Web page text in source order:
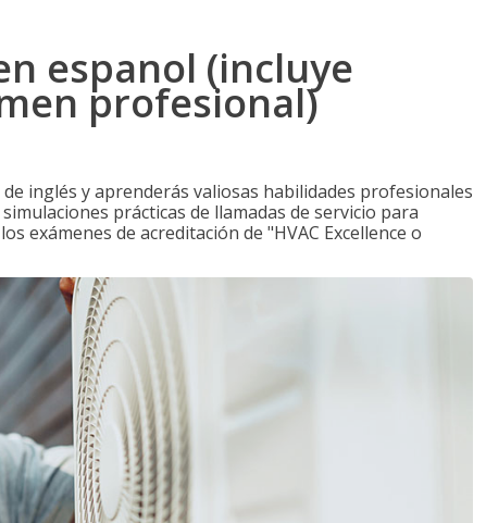
espanol (incluye
profesional)
inglés y aprenderás valiosas habilidades profesionales
prácticas de llamadas de servicio para
exámenes de acreditación de "HVAC Excellence o